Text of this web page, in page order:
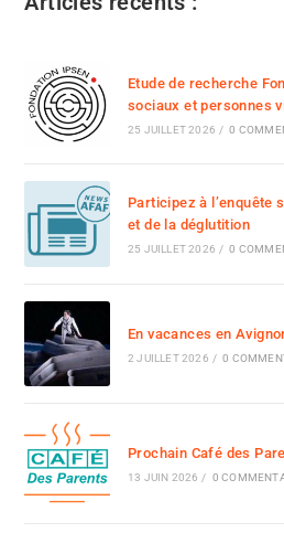
Etude de recherche
sociaux et personnes
25 JUILLET 2026 / 0
Participez à l’enquête
et de la déglutition
25 JUILLET 2026 / 0
En vacances en
2 JUILLET 2026 / 0
Prochain Café des
13 JUIN 2026 / 0